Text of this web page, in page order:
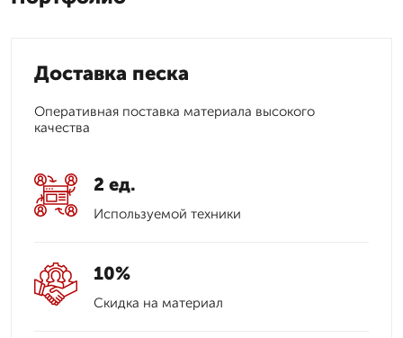
Доставка песка
Оперативная поставка материала высокого
качества
2 ед.
Используемой техники
10%
Скидка на материал